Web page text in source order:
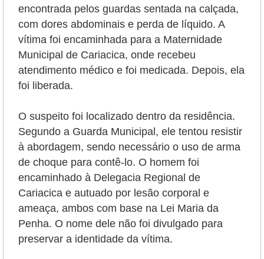
encontrada pelos guardas sentada na calçada,
com dores abdominais e perda de líquido. A
vítima foi encaminhada para a Maternidade
Municipal de Cariacica, onde recebeu
atendimento médico e foi medicada. Depois, ela
foi liberada.
O suspeito foi localizado dentro da residência.
Segundo a Guarda Municipal, ele tentou resistir
à abordagem, sendo necessário o uso de arma
de choque para contê-lo. O homem foi
encaminhado à Delegacia Regional de
Cariacica e autuado por lesão corporal e
ameaça, ambos com base na Lei Maria da
Penha. O nome dele não foi divulgado para
preservar a identidade da vítima.